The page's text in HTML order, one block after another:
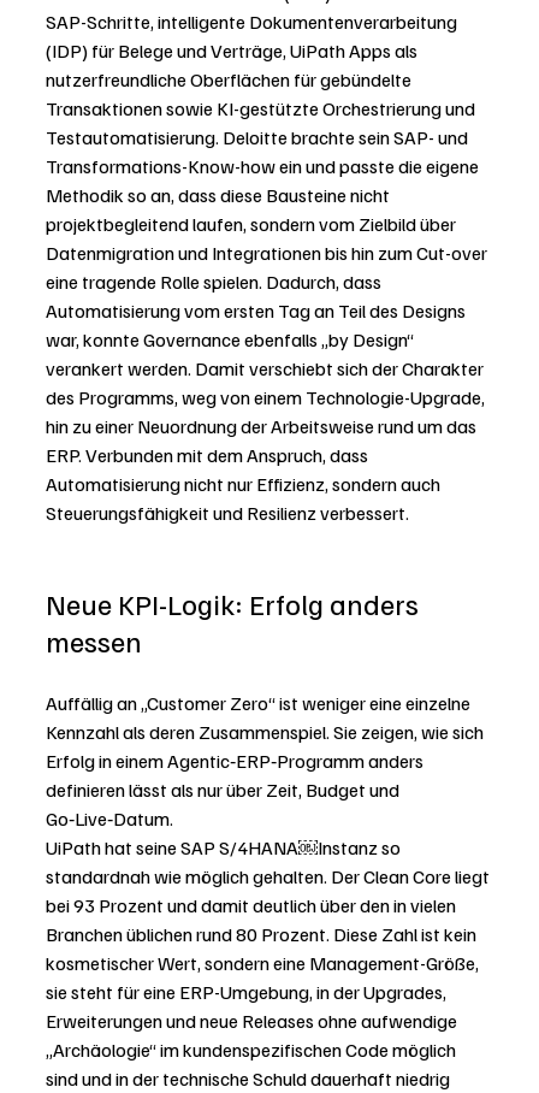
SAP-Schritte, intelligente Dokumentenverarbeitung
(IDP) für Belege und Verträge, UiPath Apps als
nutzerfreundliche Oberflächen für gebündelte
Transaktionen sowie KI-gestützte Orchestrierung und
Testautomatisierung. Deloitte brachte sein SAP- und
Transformations-Know-how ein und passte die eigene
Methodik so an, dass diese Bausteine nicht
projektbegleitend laufen, sondern vom Zielbild über
Datenmigration und Integrationen bis hin zum Cut-over
eine tragende Rolle spielen. Dadurch, dass
Automatisierung vom ersten Tag an Teil des Designs
war, konnte Governance ebenfalls „by Design“
verankert werden. Damit verschiebt sich der Charakter
des Programms, weg von einem Technologie-Upgrade,
hin zu einer Neuordnung der Arbeitsweise rund um das
ERP. Verbunden mit dem Anspruch, dass
Automatisierung nicht nur Effizienz, sondern auch
Steuerungsfähigkeit und Resilienz verbessert.
Neue KPI-Logik: Erfolg anders
messen
Auffällig an „Customer Zero“ ist weniger eine einzelne
Kennzahl als deren Zusammenspiel. Sie zeigen, wie sich
Erfolg in einem Agentic‑ERP‑Programm anders
definieren lässt als nur über Zeit, Budget und
Go‑Live‑Datum.
UiPath hat seine SAP S/4HANA￼Instanz so
standardnah wie möglich gehalten. Der Clean Core liegt
bei 93 Prozent und damit deutlich über den in vielen
Branchen üblichen rund 80 Prozent. Diese Zahl ist kein
kosmetischer Wert, sondern eine Management-Größe,
sie steht für eine ERP-Umgebung, in der Upgrades,
Erweiterungen und neue Releases ohne aufwendige
„Archäologie“ im kundenspezifischen Code möglich
sind und in der technische Schuld dauerhaft niedrig